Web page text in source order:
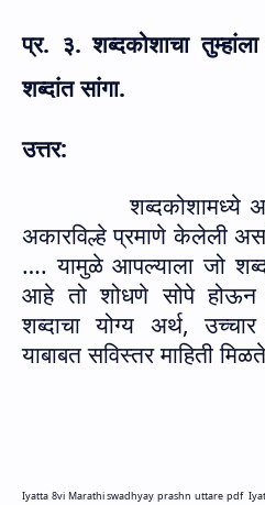
प्र. ३. शब्दकोशाचा
शब्दांत सांगा.
उत्तर:
शब्दकोशामध्ये
अकारविल्हे प्रमाणे केलेली
…. यामुळे आपल्याला जो
आहे तो शोधणे सोपे
शब्दाचा योग्य अर्थ,
याबाबत सविस्तर माहिती
Iyatta 8vi Marathi swadhyay prashn uttare pdf